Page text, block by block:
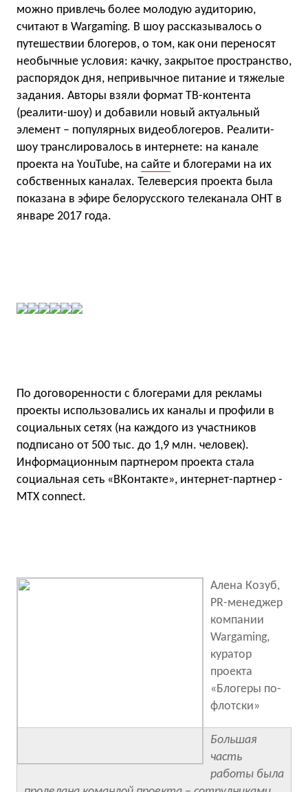
можно привлечь более молодую аудиторию,
считают в Wargaming. В шоу рассказывалось о
путешествии блогеров, о том, как они переносят
необычные условия: качку, закрытое пространство,
распорядок дня, непривычное питание и тяжелые
задания. Авторы взяли формат ТВ-контента
(реалити-шоу) и добавили новый актуальный
элемент – популярных видеоблогеров. Реалити-
шоу транслировалось в интернете: на канале
проекта на YouTube, на сайте и блогерами на их
собственных каналах. Телеверсия проекта была
показана в эфире белорусского телеканала ОНТ в
январе 2017 года.
По договоренности с блогерами для рекламы
проекты использовались их каналы и профили в
социальных сетях (на каждого из участников
подписано от 500 тыс. до 1,9 млн. человек).
Информационным партнером проекта стала
социальная сеть «ВКонтакте», интернет-партнер -
MTX connect.
Алена Козуб,
PR-менеджер
компании
Wargaming,
куратор
проекта
«Блогеры по-
флотски»
Большая
часть
работы была